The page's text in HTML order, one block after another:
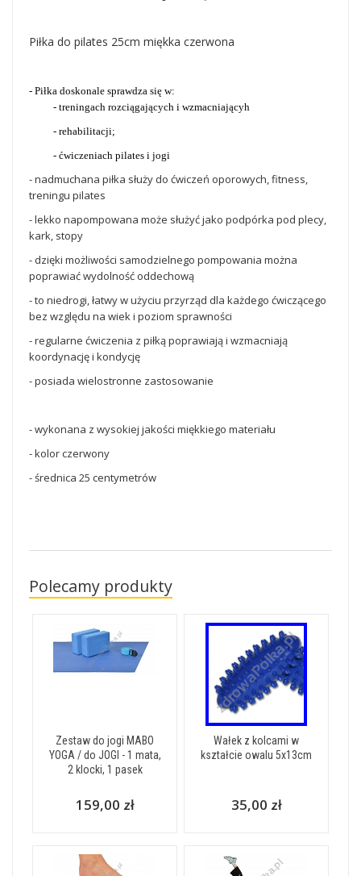
Piłka do pilates 25cm miękka czerwona
- Piłka doskonale sprawdza się w:
- treningach rozciągających i wzmacniającyh
- rehabilitacji;
- ćwiczeniach pilates i jogi
- nadmuchana piłka służy do ćwiczeń oporowych, fitness,
treningu pilates
- lekko napompowana może służyć jako podpórka pod plecy,
kark, stopy
- dzięki możliwości samodzielnego pompowania można
poprawiać wydolność oddechową
- to niedrogi, łatwy w użyciu przyrząd dla każdego ćwiczącego
bez względu na wiek i poziom sprawności
- regularne ćwiczenia z piłką poprawiają i wzmacniają
koordynację i kondycję
- posiada wielostronne zastosowanie
- wykonana z wysokiej jakości miękkiego materiału
- kolor czerwony
- średnica 25 centymetrów
Polecamy produkty
Zestaw do jogi MABO
YOGA / do JOGI - 1 mata,
2 klocki, 1 pasek
159,00 zł
Wałek z kolcami w
kształcie owalu 5x13cm
35,00 zł